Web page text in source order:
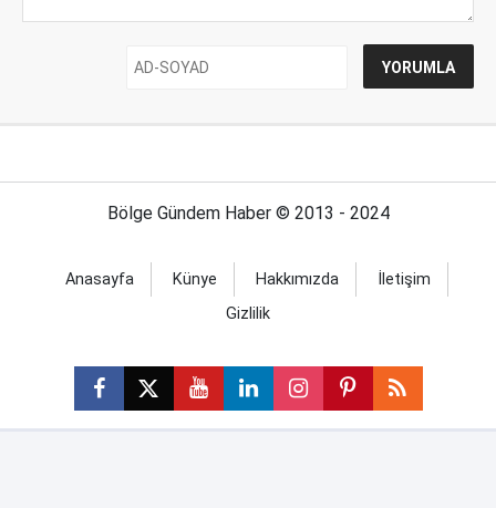
Bölge Gündem Haber © 2013 - 2024
Anasayfa Künye Hakkımızda
İletişim
Gizlilik